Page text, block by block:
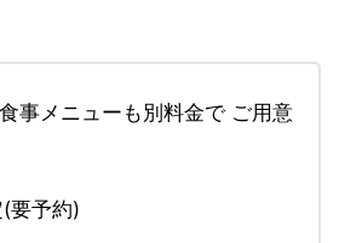
事メニューも別料金で ご用意
要予約)